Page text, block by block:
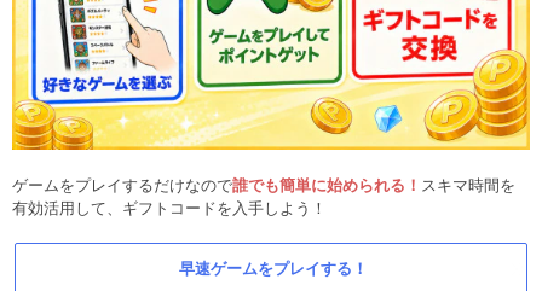
ゲームをプレイするだけなので誰でも簡単に始められる！ スキマ時間を
有効活用して、ギフトコードを入手しよう！
早速ゲームをプレイする！